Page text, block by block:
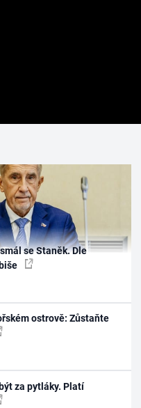
se Staněk. Dle
ostrově: Zůstaňte
za pytláky. Platí